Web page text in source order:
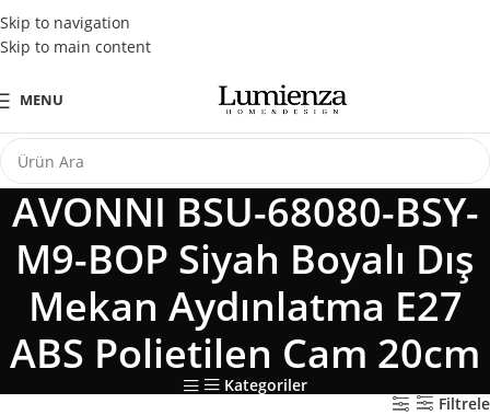
Skip to navigation
Skip to main content
Tüm Kredi Kartlarına Peşin Fiyatına 3 Taksit Fırsatı
MENU
AVONNI BSU-68080-BSY-
M9-BOP Siyah Boyalı Dış
Mekan Aydınlatma E27
ABS Polietilen Cam 20cm
Kategoriler
Filtrele